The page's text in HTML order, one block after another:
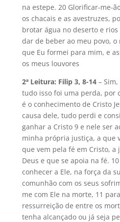
na estepe. 20 Glorificar-me-
os chacais e as avestruzes,
brotar água no deserto e
dar de beber ao meu povo, o
que Eu formei para mim, e
os meus louvores
2ª Leitura: Filip 3, 8-14– Sim,
tudo isso foi uma perda, por
é o conhecimento de Cristo
causa dele, tudo perdi e
ganhar a Cristo 9 e nele ser
minha própria justiça, a que
que vem pela fé em Cristo, a
Deus e que se apoia na fé.
conhecer a Ele, na força da
comunhão com os seus
me com Ele na morte, 11
ressurreição de entre os
tenha alcançado ou já seja